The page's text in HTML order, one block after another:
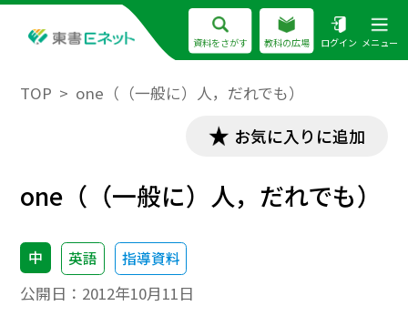
資料をさがす 教科の広場 ログイン メニュー
TOP one（（一般に）人，だれでも）
お気に入りに追加
one（（一般に）人，だれでも）
中 英語 指導資料
公開日： 2012年10月11日